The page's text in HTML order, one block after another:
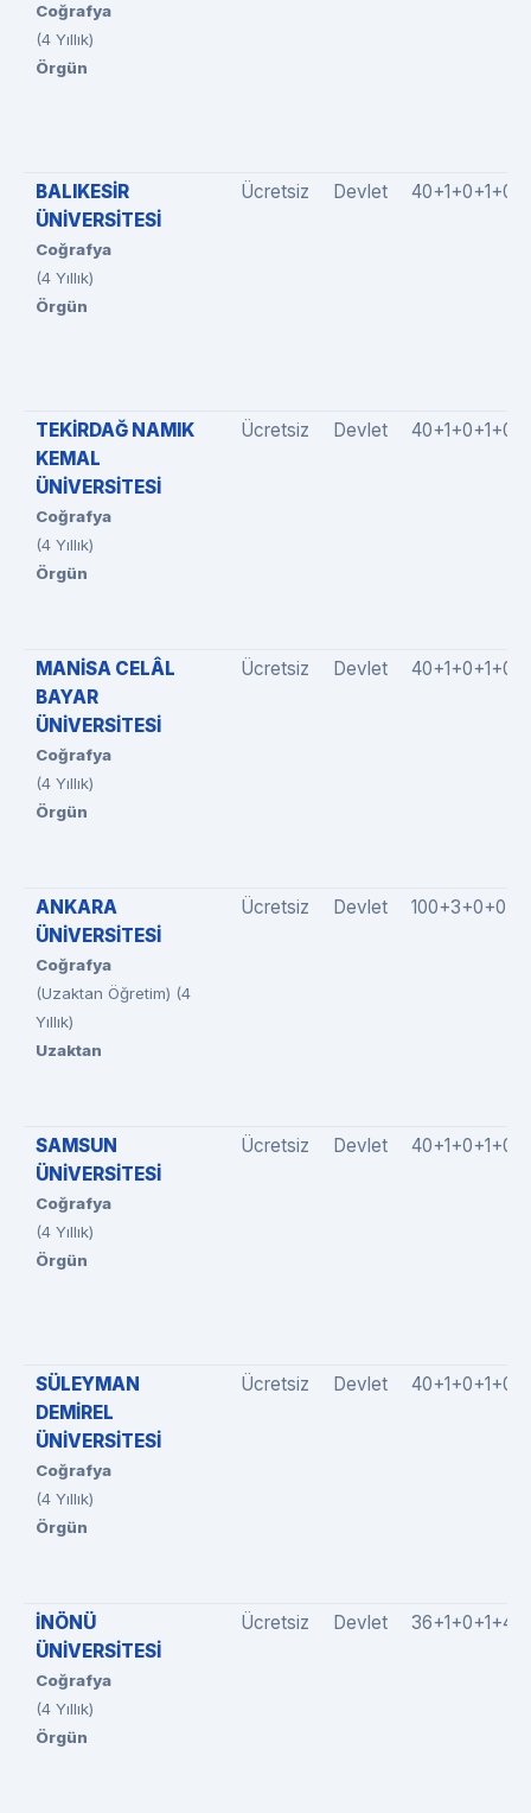
Coğrafya
(4 Yıllık)
Örgün
BALIKESİR
ÜNİVERSİTESİ
Coğrafya
(4 Yıllık)
Örgün
Ücretsiz Devlet 40+1+0+1+0
TEKİRDAĞ NAMIK
KEMAL
ÜNİVERSİTESİ
Coğrafya
(4 Yıllık)
Örgün
Ücretsiz Devlet 40+1+0+1+0
MANİSA CELÂL
BAYAR
ÜNİVERSİTESİ
Coğrafya
(4 Yıllık)
Örgün
Ücretsiz Devlet 40+1+0+1+0
ANKARA
ÜNİVERSİTESİ
Coğrafya
(Uzaktan Öğretim) (4
Yıllık)
Uzaktan
Ücretsiz Devlet 100+3+0+0+0
SAMSUN
ÜNİVERSİTESİ
Coğrafya
(4 Yıllık)
Örgün
Ücretsiz Devlet 40+1+0+1+0
SÜLEYMAN
DEMİREL
ÜNİVERSİTESİ
Coğrafya
(4 Yıllık)
Örgün
Ücretsiz Devlet 40+1+0+1+0
İNÖNÜ
ÜNİVERSİTESİ
Coğrafya
(4 Yıllık)
Örgün
Ücretsiz Devlet 36+1+0+1+4